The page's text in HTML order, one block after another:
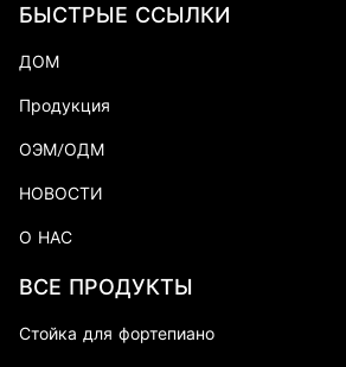
БЫСТРЫЕ ССЫЛКИ
ДОМ
Продукция
ОЭМ/ОДМ
НОВОСТИ
О НАС
ВСЕ ПРОДУКТЫ
Стойка для фортепиано